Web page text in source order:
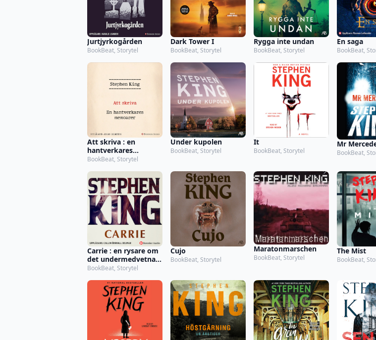
Jurtjyrkogården
BookBeat, Storytel
Dark Tower I
BookBeat, Storytel
Rygga inte undan
BookBeat, Storytel
En saga
BookBeat,
Att skriva : en
hantverkares
memoarer
BookBeat, Storytel
Under kupolen
BookBeat, Storytel
It
BookBeat, Storytel
Mr
BookBeat,
Carrie : en rysare om
det undermedvetnas
krafter
BookBeat, Storytel
Cujo
BookBeat, Storytel
Maratonmarschen
BookBeat, Storytel
The Mist
BookBeat,